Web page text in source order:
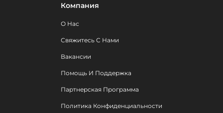
Компания
О Нас
Свяжитесь С Нами
Вакансии
Помощь И Поддержка
Партнерская Программа
Политика Конфиденциальности